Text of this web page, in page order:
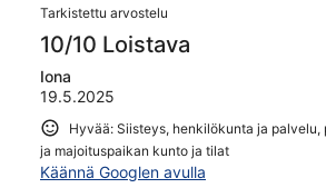
Tarkistettu arvostelu
10/10 Loistava
Iona
19.5.2025
Hyvää: Siisteys, henkilökunta ja
ja majoituspaikan kunto ja tilat
Käännä Googlen avulla